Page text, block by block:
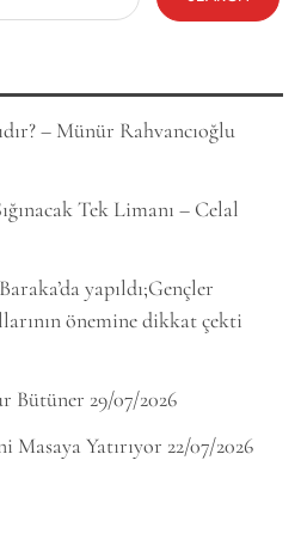
– Münür Rahvancıoğlu
Tek Limanı – Celal
yapıldı;Gençler
önemine dikkat çekti
Bütüner 29/07/2026
Masaya Yatırıyor 22/07/2026